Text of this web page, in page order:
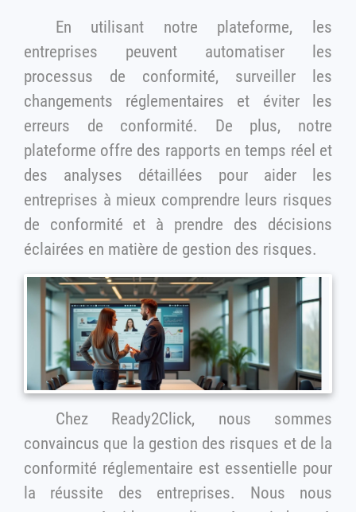
En utilisant notre plateforme, les
entreprises peuvent automatiser les
processus de conformité, surveiller les
changements réglementaires et éviter les
erreurs de conformité. De plus, notre
plateforme offre des rapports en temps réel et
des analyses détaillées pour aider les
entreprises à mieux comprendre leurs risques
de conformité et à prendre des décisions
éclairées en matière de gestion des risques.
Chez Ready2Click, nous sommes
convaincus que la gestion des risques et de la
conformité réglementaire est essentielle pour
la réussite des entreprises. Nous nous